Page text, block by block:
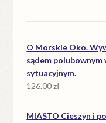
O Morskie Oko.
sądem polubownym
sytuacyjnym.
126.00zł
MIASTO Cieszyn i